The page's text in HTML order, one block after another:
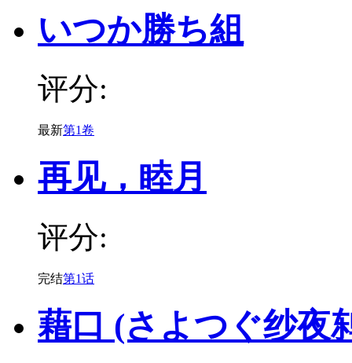
いつか勝ち組
评分:
最新第1卷
再见，睦月
评分:
完结第1话
藉口 (さよつぐ纱夜